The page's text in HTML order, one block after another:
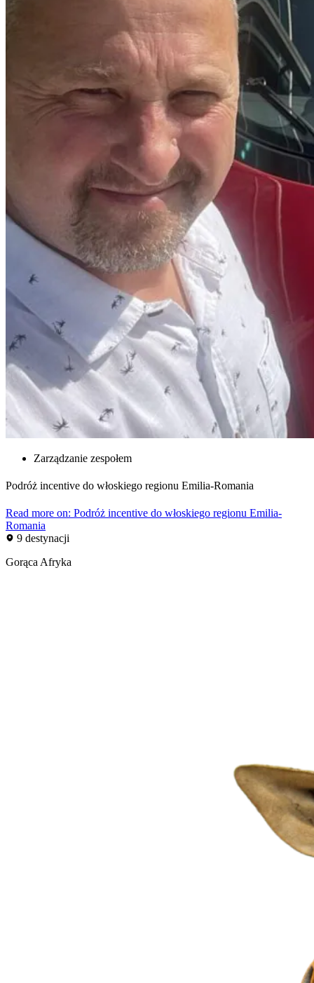
Zarządzanie zespołem
Podróż incentive do włoskiego regionu Emilia-Romania
Read more on: Podróż incentive do włoskiego regionu Emilia-
Romania
9 destynacji
Gorąca Afryka